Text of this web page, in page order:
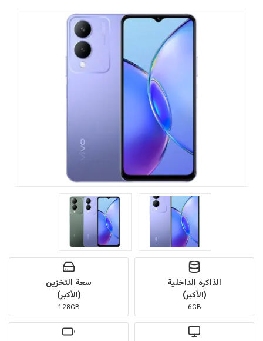
الذاكرة الداخلية
(الأكبر)
6GB
سعة التخزين
(الأكبر)
128GB